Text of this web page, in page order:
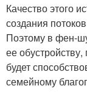
Качество этого
создания
Поэтому в фен-
ее
будет
семейному